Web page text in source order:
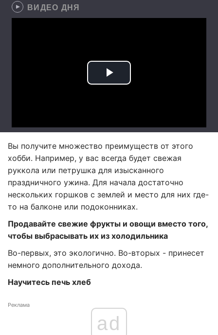
ВИДЕО ДНЯ
Вы получите множество преимуществ от этого
хобби. Например, у вас всегда будет свежая
руккола или петрушка для изысканного
праздничного ужина. Для начала достаточно
нескольких горшков с землей и место для них где-
то на балконе или подоконниках.
Продавайте свежие фрукты и овощи вместо того,
чтобы выбрасывать их из холодильника
Во-первых, это экологично. Во-вторых - принесет
немного дополнительного дохода.
Научитесь печь хлеб
Реклама
ad